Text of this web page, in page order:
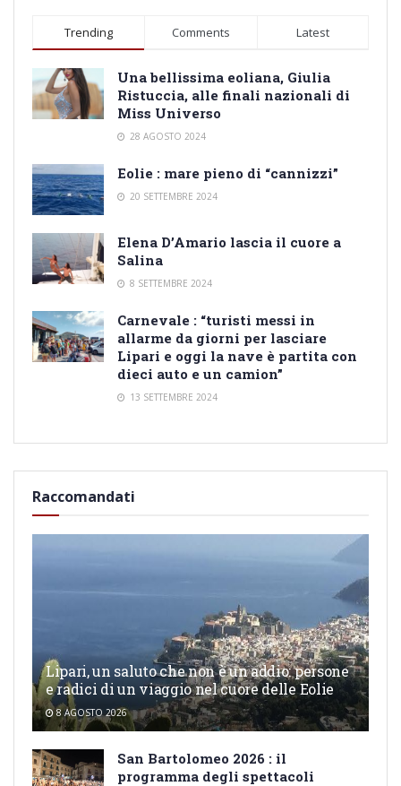
Trending Comments Latest
Una bellissima eoliana, Giulia
Ristuccia, alle finali nazionali di
Miss Universo
28 AGOSTO 2024
Eolie : mare pieno di “cannizzi”
20 SETTEMBRE 2024
Elena D’Amario lascia il cuore a
Salina
8 SETTEMBRE 2024
Carnevale : “turisti messi in
allarme da giorni per lasciare
Lipari e oggi la nave è partita con
dieci auto e un camion”
13 SETTEMBRE 2024
Raccomandati
Lipari, un saluto che non è un addio: persone
e radici di un viaggio nel cuore delle Eolie
8 AGOSTO 2026
San Bartolomeo 2026 : il
programma degli spettacoli